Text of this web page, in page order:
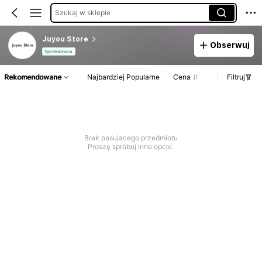
Szukaj w sklepie
Juyou Store
Sprzedawca
Obserwuj
Rekomendowane Najbardziej Popularne Cena Filtruj
Brak pasujacego przedmiotu
Proszę spróbuj inne opcje.